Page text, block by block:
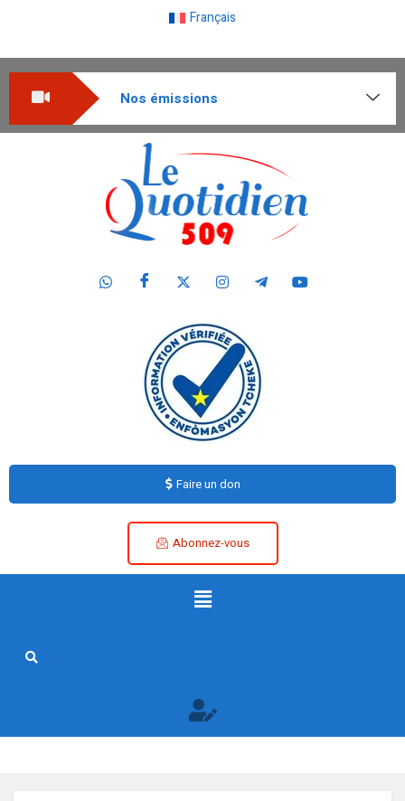
Français
Nos émissions
Faire un don
Abonnez-vous